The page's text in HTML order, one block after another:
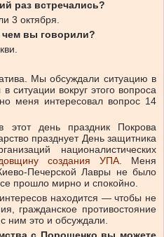
раз встречались?
3 октября.
вы говорили?
Мы обсуждали ситуацию в
ситуации вокруг этого вопроса
меня интересовал вопрос 14
этот день праздник Покрова
празднует День защитника
националистических
создания УПА. Меня
Печерской Лавры не было
прошло мирно и спокойно.
находится — чтобы не
гражданское противостояние
ним это и обсуждали.